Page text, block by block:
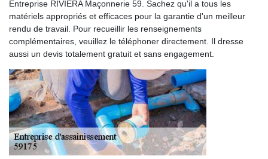
Entreprise RIVIERA Maçonnerie 59. Sachez qu'il a tous les
matériels appropriés et efficaces pour la garantie d'un meilleur
rendu de travail. Pour recueillir les renseignements
complémentaires, veuillez le téléphoner directement. Il dresse
aussi un devis totalement gratuit et sans engagement.